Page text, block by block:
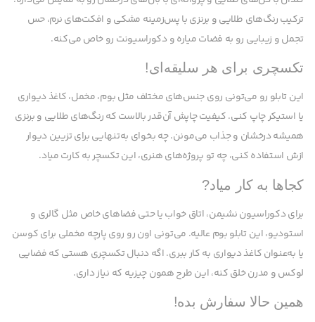
ترکیب رنگ‌های طلایی و برنزی با پس‌زمینه مشکی و افکت‌های نرم، حس
تجمل و زیبایی رو به فضات میاره و دکوراسیونت رو خاص می‌کنه.
تکسچری برای هر سلیقه‌ای!
این تابلو رو می‌تونی روی جنس‌های مختلف مثل بوم، مخمل، کاغذ دیواری
یا استیکر چاپ کنی. کیفیت چاپش آن‌قدر بالاست که رنگ‌های طلایی و برنزی
همیشه درخشان و جذاب می‌مونن. چه بخوای به‌تنهایی برای تزیین دیوار
ازش استفاده کنی، چه تو پروژه‌های هنری، این تکسچر به کارت میاد.
کجاها به کار میاد?
برای دکوراسیون نشیمن، اتاق خواب یا حتی فضاهای خاص مثل گالری و
استودیو، این تابلو بوم عالیه. می‌تونی اون رو روی پارچه مخملی برای کوسن
یا به‌عنوان کاغذ دیواری به کار ببری. اگه دنبال تکسچری هستی که فضایی
لوکس و مدرن خلق کنه، این طرح همون چیزیه که نیاز داری.
همین حالا سفارش بده!